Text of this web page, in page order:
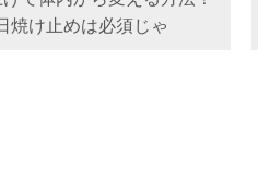
焼け止めは必須じゃ